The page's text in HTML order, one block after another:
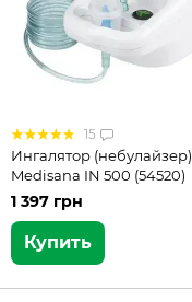
15
Ингалятор (небулайзер)
Medisana IN 500 (54520)
1 397 грн
Купить